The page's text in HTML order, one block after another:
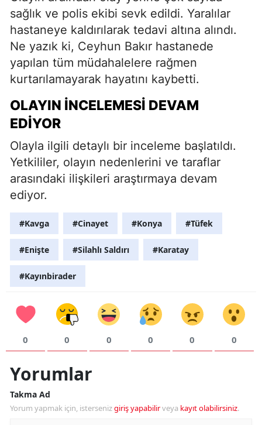
sağlık ve polis ekibi sevk edildi. Yaralılar
hastaneye kaldırılarak tedavi altına alındı.
Ne yazık ki, Ceyhun Bakır hastanede
yapılan tüm müdahalelere rağmen
kurtarılamayarak hayatını kaybetti.
OLAYIN İNCELEMESI DEVAM
EDIYOR
Olayla ilgili detaylı bir inceleme başlatıldı.
Yetkililer, olayın nedenlerini ve taraflar
arasındaki ilişkileri araştırmaya devam
ediyor.
#Kavga #Cinayet #Konya #Tüfek
#Enişte #Silahlı Saldırı #Karatay
#Kayınbirader
0 0 0 0 0 0
Yorumlar
Takma Ad
Yorum yapmak için, istersenizgiriş yapabilirveya kayıt olabilirsiniz.